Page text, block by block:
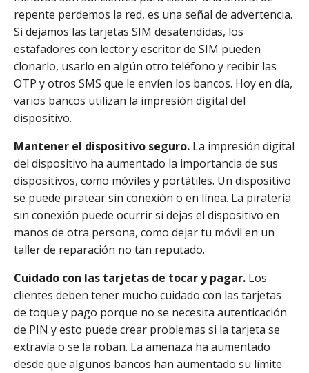
repente perdemos la red, es una señal de advertencia.
Si dejamos las tarjetas SIM desatendidas, los
estafadores con lector y escritor de SIM pueden
clonarlo, usarlo en algún otro teléfono y recibir las
OTP y otros SMS que le envíen los bancos. Hoy en día,
varios bancos utilizan la impresión digital del
dispositivo.
Mantener el dispositivo seguro. La impresión digital
del dispositivo ha aumentado la importancia de sus
dispositivos, como móviles y portátiles. Un dispositivo
se puede piratear sin conexión o en línea. La piratería
sin conexión puede ocurrir si dejas el dispositivo en
manos de otra persona, como dejar tu móvil en un
taller de reparación no tan reputado.
Cuidado con las tarjetas de tocar y pagar. Los
clientes deben tener mucho cuidado con las tarjetas
de toque y pago porque no se necesita autenticación
de PIN y esto puede crear problemas si la tarjeta se
extravía o se la roban. La amenaza ha aumentado
desde que algunos bancos han aumentado su límite